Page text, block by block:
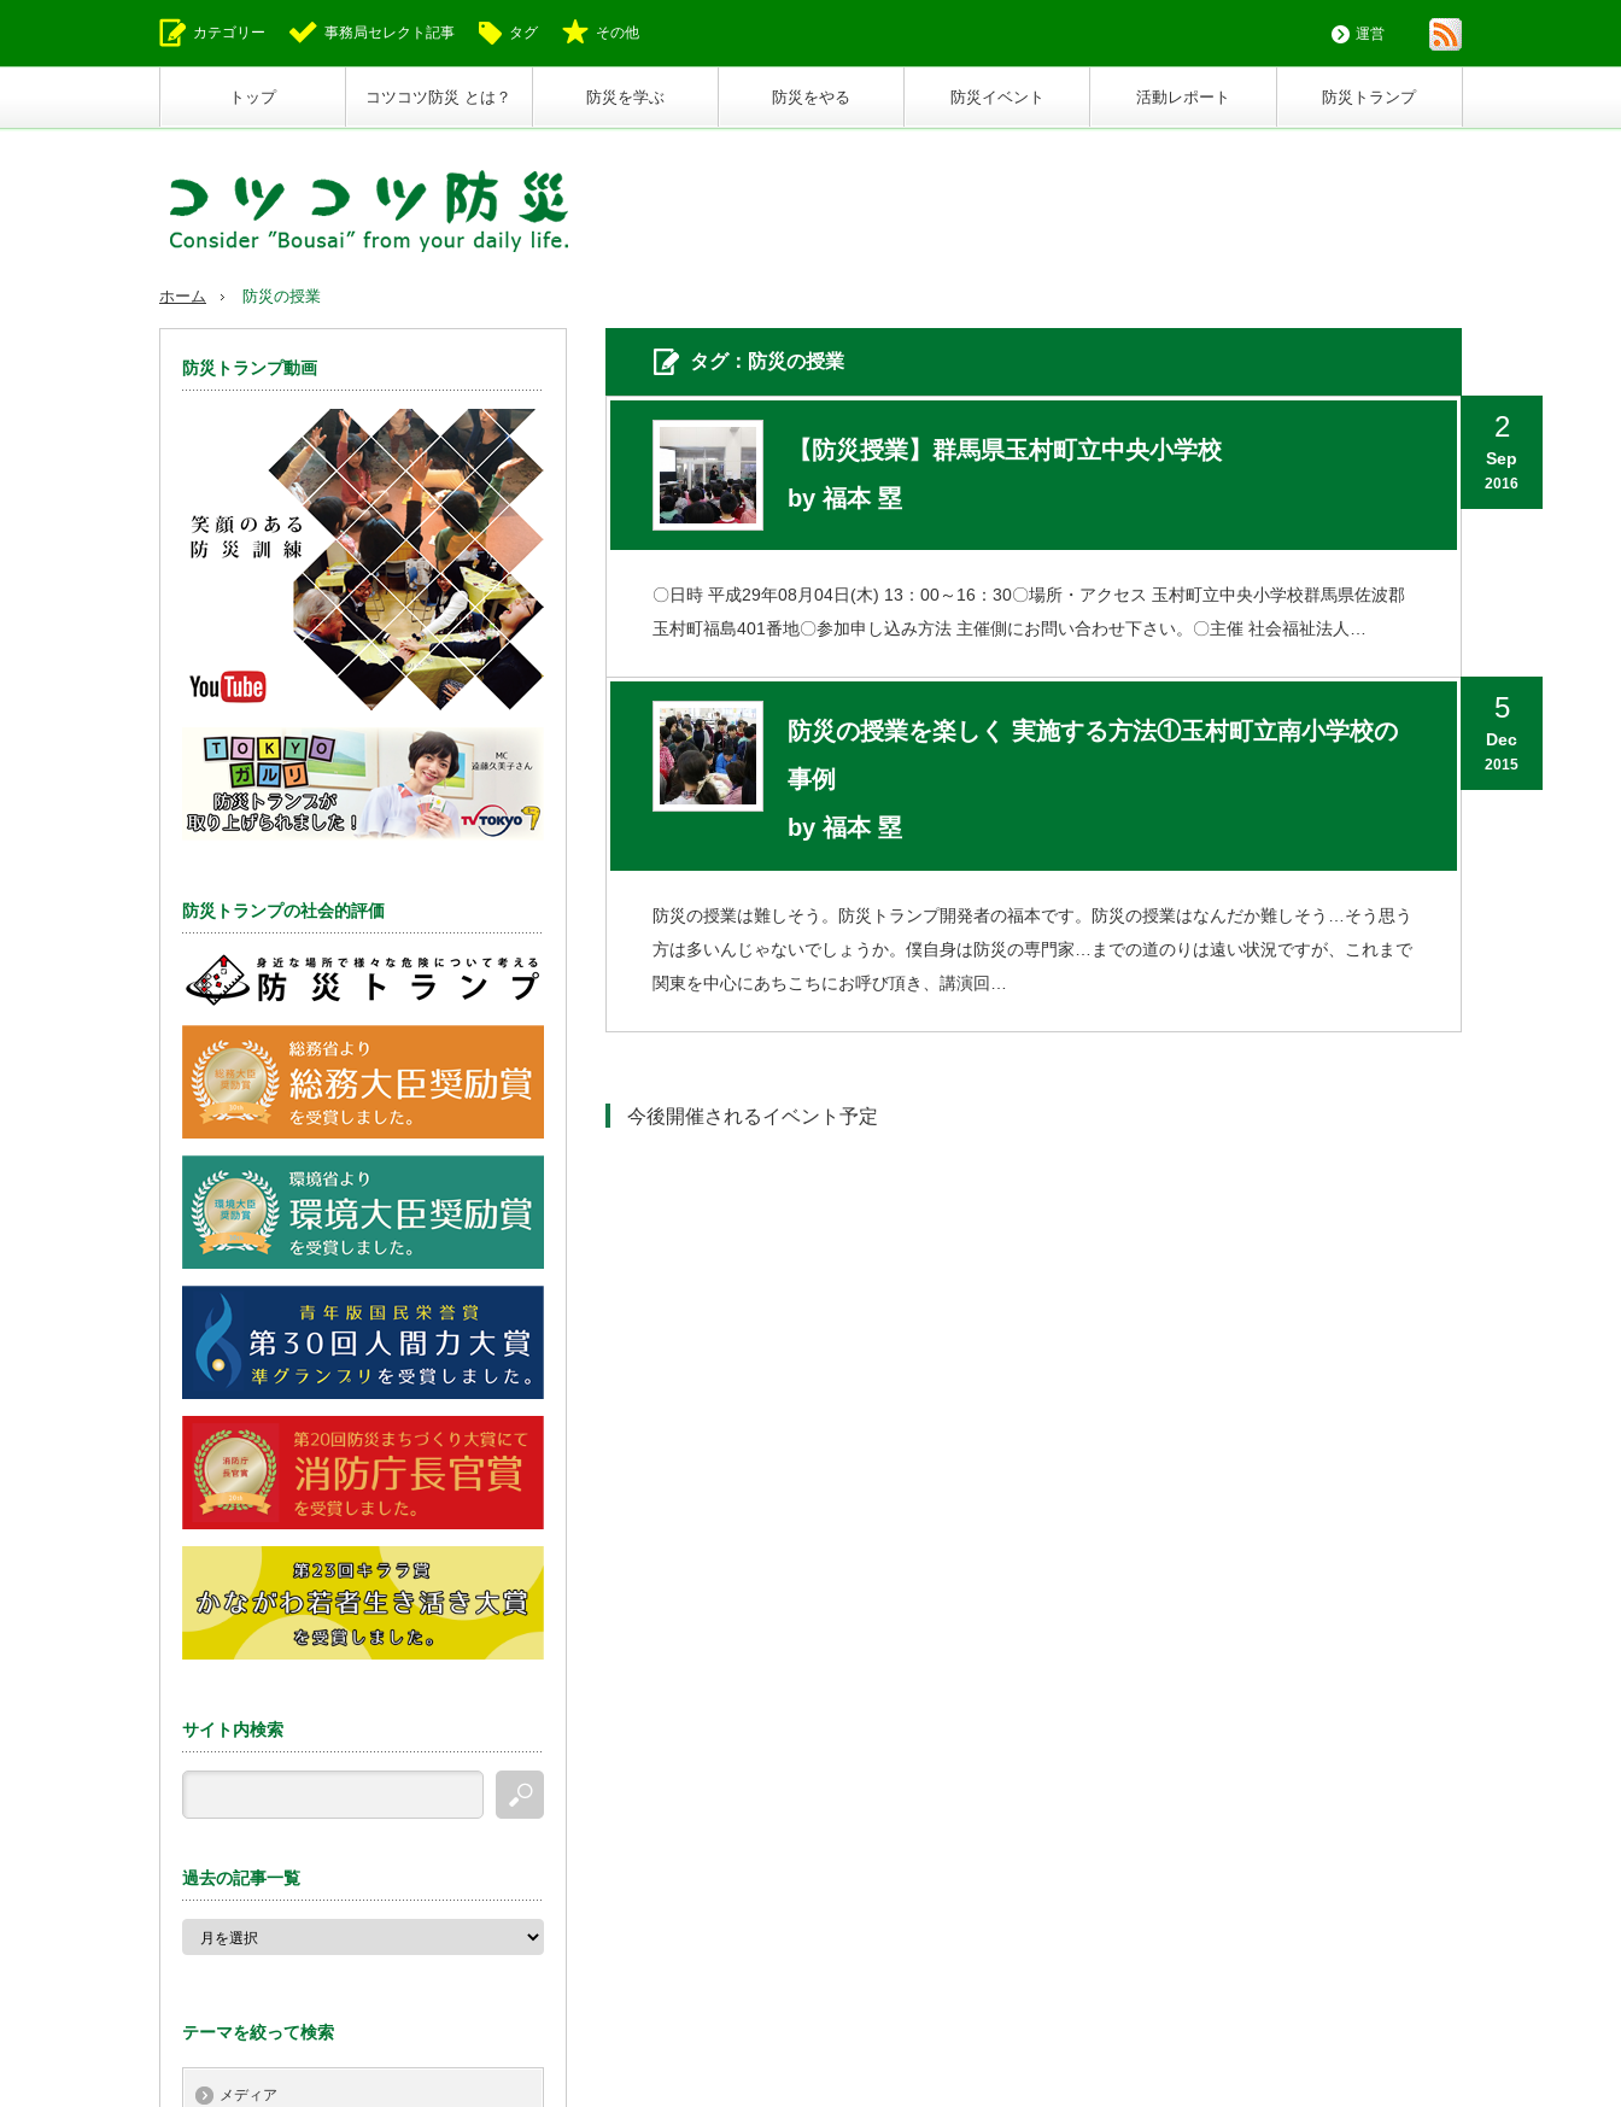
トップ コツコツ防災 とは？ 防災を学ぶ 防災をやる 防災イベント 活動レポート 防災トランプ
運営
カテゴリー 事務局セレクト記事 タグ その他
ホーム 防災の授業
タグ：防災の授業
2
Sep
2016
【防災授業】群馬県玉村町立中央小学校
by 福本 塁
〇日時 平成29年08月04日(木) 13：00～16：30〇場所・アクセス 玉村町立中央小学校群馬県佐波郡
玉村町福島401番地〇参加申し込み方法 主催側にお問い合わせ下さい。〇主催 社会福祉法人…
5
Dec
2015
防災の授業を楽しく 実施する方法①玉村町立南小学校の
事例
by 福本 塁
防災の授業は難しそう。防災トランプ開発者の福本です。防災の授業はなんだか難しそう…そう思う
方は多いんじゃないでしょうか。僕自身は防災の専門家…までの道のりは遠い状況ですが、これまで
関東を中心にあちこちにお呼び頂き、講演回…
今後開催されるイベント予定
防災トランプ動画
防災トランプの社会的評価
サイト内検索
過去の記事一覧
テーマを絞って検索
メディア